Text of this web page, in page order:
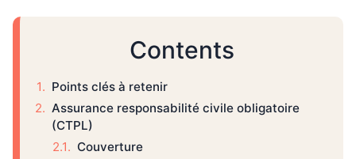
Contents
Points clés à retenir
Assurance responsabilité civile obligatoire
(CTPL)
Couverture